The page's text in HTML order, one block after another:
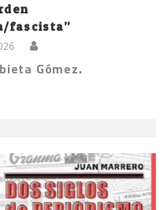
fascista”
Gómez.